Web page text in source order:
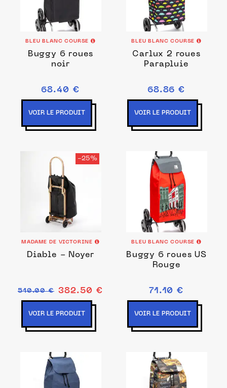
BLEU BLANC COURSE
Buggy 6 roues
noir
68.40 €
VOIR LE PRODUIT
BLEU BLANC COURSE
Carlux 2 roues
Parapluie
68.86 €
VOIR LE PRODUIT
-25%
MADAME DE VICTORINE
Diable - Noyer
510.00 € 382.50 €
VOIR LE PRODUIT
BLEU BLANC COURSE
Buggy 6 roues US
Rouge
71.10 €
VOIR LE PRODUIT